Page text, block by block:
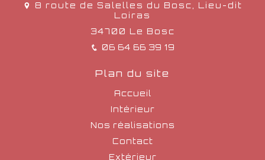
8 route de Salelles du Bosc, Lieu-dit
Loiras
34700 Le Bosc
06 64 66 39 19
Plan du site
Accueil
Intérieur
Nos réalisations
Contact
Extérieur